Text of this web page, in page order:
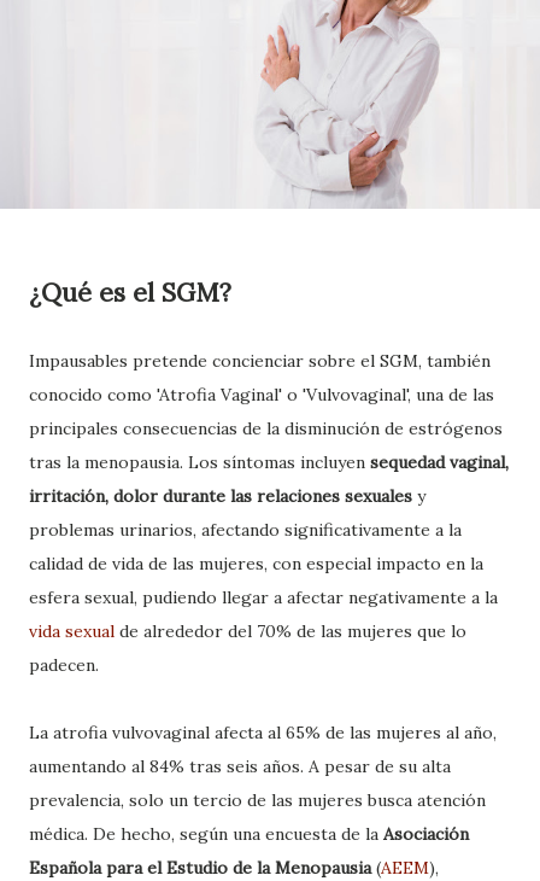
¿Qué es el SGM?
Impausables pretende concienciar sobre el SGM, también
conocido como 'Atrofia Vaginal' o 'Vulvovaginal', una de las
principales consecuencias de la disminución de estrógenos
tras la menopausia. Los síntomas incluyen sequedad vaginal,
irritación, dolor durante las relaciones sexuales y
problemas urinarios, afectando significativamente a la
calidad de vida de las mujeres, con especial impacto en la
esfera sexual, pudiendo llegar a afectar negativamente a la
vida sexual de alrededor del 70% de las mujeres que lo
padecen.
La atrofia vulvovaginal afecta al 65% de las mujeres al año,
aumentando al 84% tras seis años. A pesar de su alta
prevalencia, solo un tercio de las mujeres busca atención
médica. De hecho, según una encuesta de la Asociación
Española para el Estudio de la Menopausia(AEEM),